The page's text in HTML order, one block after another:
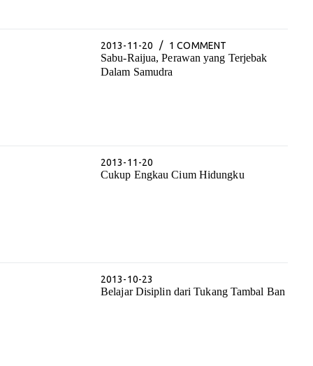
2013-11-20 1 COMMENT
Sabu-Raijua, Perawan yang Terjebak
Dalam Samudra
2013-11-20
Cukup Engkau Cium Hidungku
2013-10-23
Belajar Disiplin dari Tukang Tambal Ban